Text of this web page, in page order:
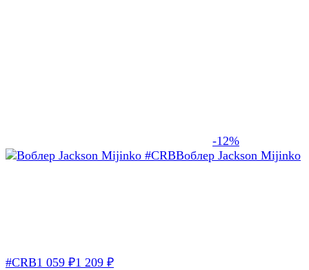
-12%
Воблер Jackson Mijinko
#CRB1 059 ₽1 209 ₽